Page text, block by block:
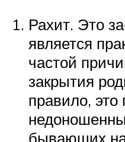
Рахит. Это
является
частой
закрытия
правило, это
бывающих